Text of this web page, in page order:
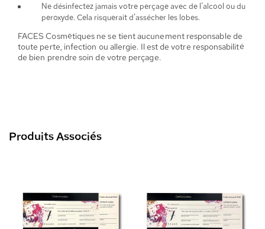
Ne désinfectez jamais votre perçage avec de l’alcool ou du
peroxyde. Cela risquerait d’assécher les lobes.
FACES Cosmétiques ne se tient aucunement responsable de
toute perte, infection ou allergie. Il est de votre responsabilité
de bien prendre soin de votre perçage.
Produits Associés